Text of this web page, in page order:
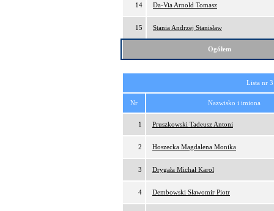
14 Da-Via Arnold Tomasz
15 Stania Andrzej Stanisław
Ogółem
Lista nr
Nr Nazwisko i imiona
1 Pruszkowski Tadeusz Antoni
2 Hoszecka Magdalena Monika
3 Drygała Michał Karol
4 Dembowski Sławomir Piotr